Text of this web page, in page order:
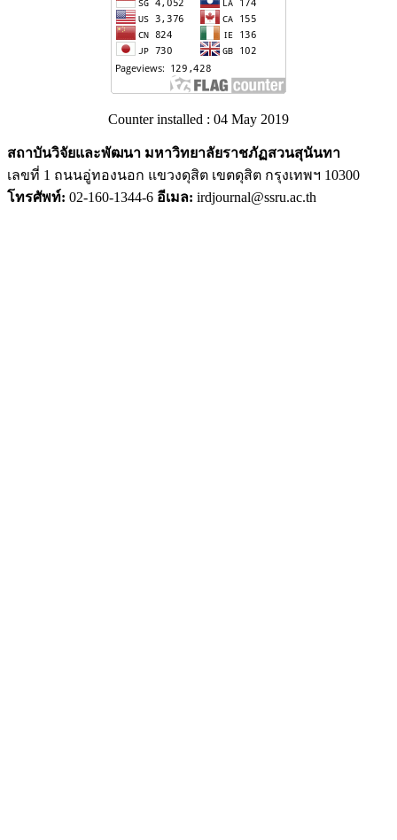
Counter installed : 04 May 2019
สถาบันวิจัยและพัฒนา มหาวิทยาลัยราชภัฏสวนสุนันทา
เลขที่ 1 ถนนอู่ทองนอก แขวงดุสิต เขตดุสิต กรุงเทพฯ 10300
โทรศัพท์: 02-160-1344-6 อีเมล: irdjournal@ssru.ac.th